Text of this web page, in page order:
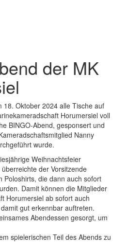
der MK
18. Oktober 2024 alle Tische auf
Horumersiel voll
BINGO-Abend, gesponsert und
Nanny
wurde.
Weihnachtsfeier
der Vorsitzende
Poloshirts, die dann auch sofort
Damit können die Mitglieder
Horumersiel ab sofort auch
gut erkennbar auftreten.
Abendessen gesorgt, um
spielerischen Teil des Abends zu